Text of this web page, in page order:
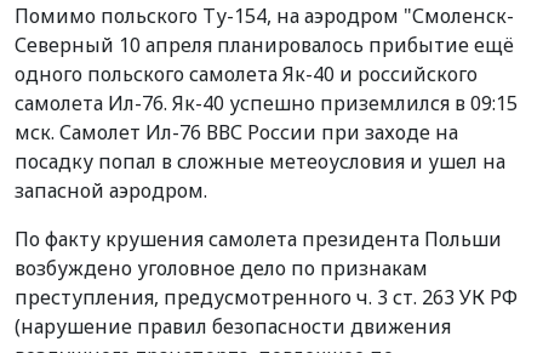
Помимо польского Ту-154, на аэродром "Смоленск-
Северный 10 апреля планировалось прибытие ещё
одного польского самолета Як-40 и российского
самолета Ил-76. Як-40 успешно приземлился в 09:15
мск. Самолет Ил-76 ВВС России при заходе на
посадку попал в сложные метеоусловия и ушел на
запасной аэродром.
По факту крушения самолета президента Польши
возбуждено уголовное дело по признакам
преступления, предусмотренного ч. 3 ст. 263 УК РФ
(нарушение правил безопасности движения